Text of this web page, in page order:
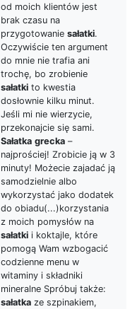
od moich klientów jest
brak czasu na
przygotowanie sałatki.
Oczywiście ten argument
do mnie nie trafia ani
trochę, bo zrobienie
sałatki to kwestia
dosłownie kilku minut.
Jeśli mi nie wierzycie,
przekonajcie się sami.
Sałatka grecka –
najprościej! Zrobicie ją w 3
minuty! Możecie zajadać ją
samodzielnie albo
wykorzystać jako dodatek
do obiadu(...)korzystania
z moich pomysłów na
sałatki i koktajle, które
pomogą Wam wzbogacić
codzienne menu w
witaminy i składniki
mineralne Spróbuj także:
sałatka ze szpinakiem,